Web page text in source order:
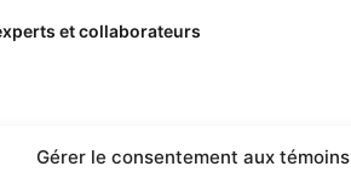
Gérer le consentement aux témoins
et collaborateurs